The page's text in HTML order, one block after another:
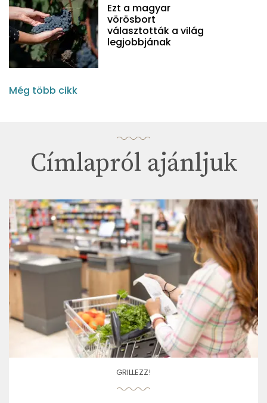
Ezt a magyar
vörösbort
választották a világ
legjobbjának
Még több cikk
Címlapról ajánljuk
GRILLEZZ!